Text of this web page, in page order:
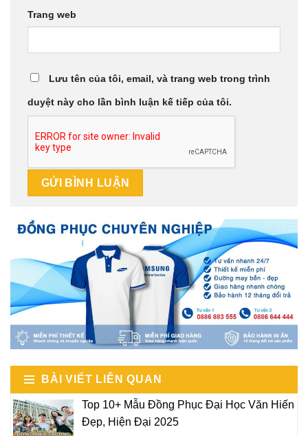
Trang web
Lưu tên của tôi, email, và trang web trong trình
duyệt này cho lần bình luận kế tiếp của tôi.
BÀI VIẾT LIÊN QUAN
Top 10+ Mẫu Đồng Phục Đại Học Văn Hiến
Đẹp, Hiện Đại 2025